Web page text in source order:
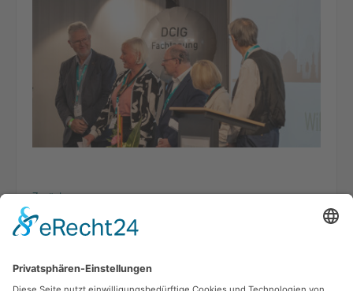
Zurück